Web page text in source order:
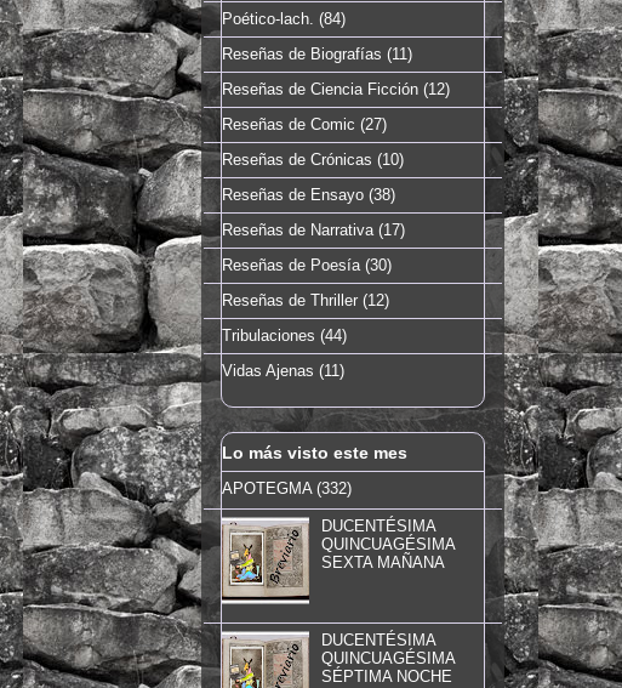
Poético-lach. (84)
Reseñas de Biografías (11)
Reseñas de Ciencia Ficción (12)
Reseñas de Comic (27)
Reseñas de Crónicas (10)
Reseñas de Ensayo (38)
Reseñas de Narrativa (17)
Reseñas de Poesía (30)
Reseñas de Thriller (12)
Tribulaciones (44)
Vidas Ajenas (11)
Lo más visto este mes
APOTEGMA (332)
DUCENTÉSIMA
QUINCUAGÉSIMA
SEXTA MAÑANA
DUCENTÉSIMA
QUINCUAGÉSIMA
SÉPTIMA NOCHE